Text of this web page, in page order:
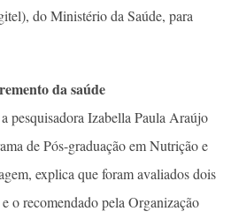
do Ministério da Saúde, para
da saúde
pesquisadora Izabella Paula Araújo
de Pós-graduação em Nutrição e
explica que foram avaliados dois
o recomendado pela Organização